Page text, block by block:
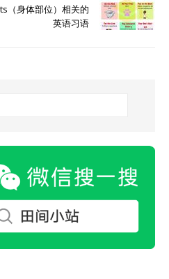
（身体部位）相关的
英语习语